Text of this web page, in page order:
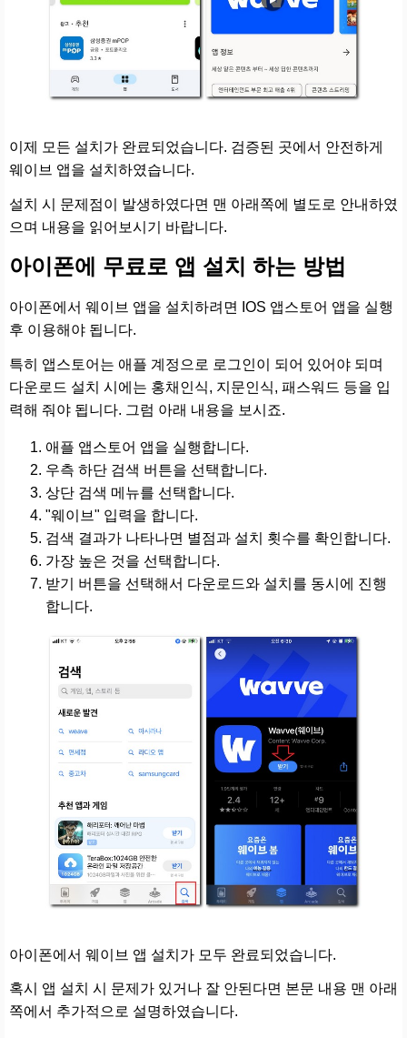
이제 모든 설치가 완료되었습니다. 검증된 곳에서 안전하게
웨이브 앱을 설치하였습니다.
설치 시 문제점이 발생하였다면 맨 아래쪽에 별도로 안내하였
으며 내용을 읽어보시기 바랍니다.
아이폰에 무료로 앱 설치 하는 방법
아이폰에서 웨이브 앱을 설치하려면 IOS 앱스토어 앱을 실행
후 이용해야 됩니다.
특히 앱스토어는 애플 계정으로 로그인이 되어 있어야 되며
다운로드 설치 시에는 홍채인식, 지문인식, 패스워드 등을 입
력해 줘야 됩니다. 그럼 아래 내용을 보시죠.
애플 앱스토어 앱을 실행합니다.
우측 하단 검색 버튼을 선택합니다.
상단 검색 메뉴를 선택합니다.
"웨이브" 입력을 합니다.
검색 결과가 나타나면 별점과 설치 횟수를 확인합니다.
가장 높은 것을 선택합니다.
받기 버튼을 선택해서 다운로드와 설치를 동시에 진행
합니다.
아이폰에서 웨이브 앱 설치가 모두 완료되었습니다.
혹시 앱 설치 시 문제가 있거나 잘 안된다면 본문 내용 맨 아래
쪽에서 추가적으로 설명하였습니다.